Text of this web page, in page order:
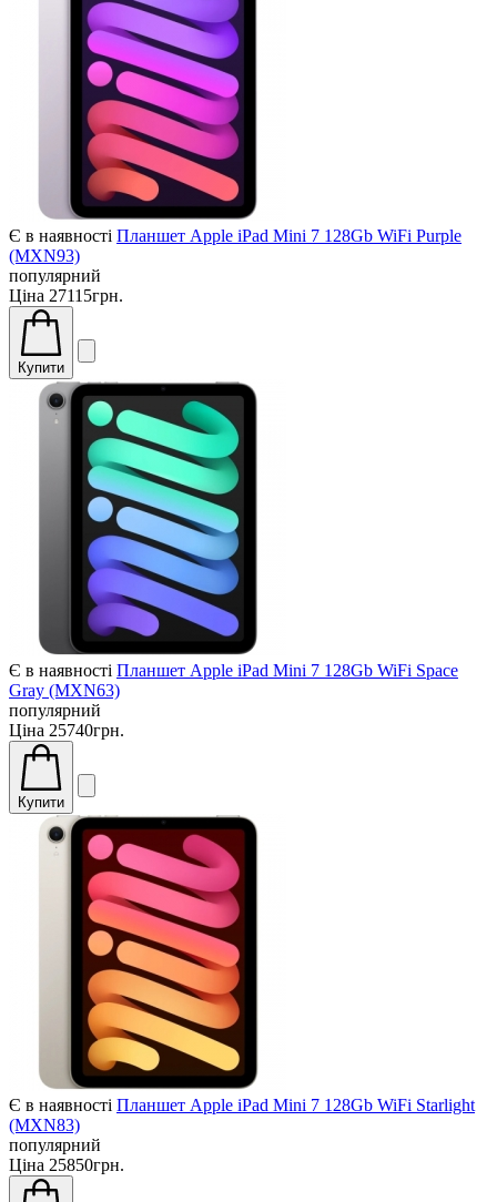
Є в наявності Планшет Apple iPad Mini 7 128Gb WiFi Purple
(MXN93)
популярний
Ціна 27115грн.
Купити
Є в наявності Планшет Apple iPad Mini 7 128Gb WiFi Space
Gray (MXN63)
популярний
Ціна 25740грн.
Купити
Є в наявності Планшет Apple iPad Mini 7 128Gb WiFi Starlight
(MXN83)
популярний
Ціна 25850грн.